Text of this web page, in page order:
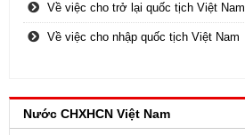
Về việc cho trở lại quốc tịch Việt Nam
Về việc cho nhập quốc tịch Việt Nam
Nước CHXHCN Việt Nam